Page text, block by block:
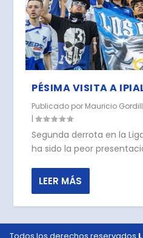
PÉSIMA VISITA A
Publicado por Mauricio
|
Segunda derrota en la
ha sido la peor
LEER MÁS